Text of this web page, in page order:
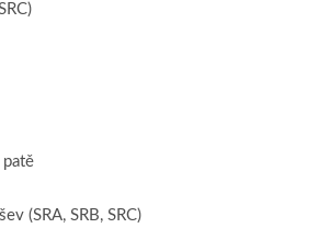
(SRA, SRB, SRC)